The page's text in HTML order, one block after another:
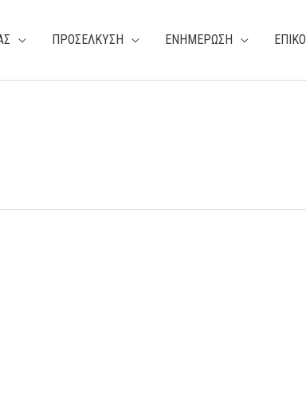
ΠΡΟΣΕΛΚΥΣΗ ΕΝΗΜΕΡΩΣΗ